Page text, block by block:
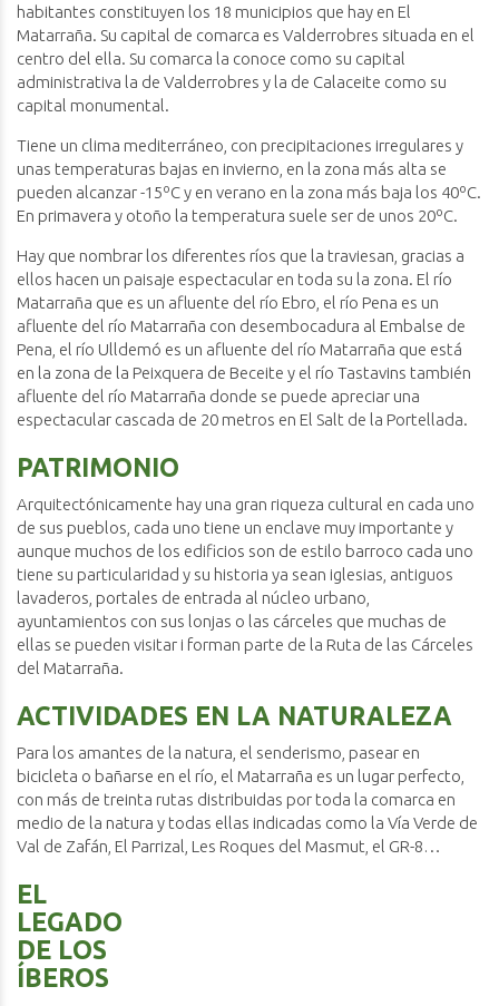
habitantes constituyen los 18 municipios que hay en El
Matarraña. Su capital de comarca es Valderrobres situada en el
centro del ella. Su comarca la conoce como su capital
administrativa la de Valderrobres y la de Calaceite como su
capital monumental.
Tiene un clima mediterráneo, con precipitaciones irregulares y
unas temperaturas bajas en invierno, en la zona más alta se
pueden alcanzar -15ºC y en verano en la zona más baja los 40ºC.
En primavera y otoño la temperatura suele ser de unos 20ºC.
Hay que nombrar los diferentes ríos que la traviesan, gracias a
ellos hacen un paisaje espectacular en toda su la zona. El río
Matarraña que es un afluente del río Ebro, el río Pena es un
afluente del río Matarraña con desembocadura al Embalse de
Pena, el río Ulldemó es un afluente del río Matarraña que está
en la zona de la Peixquera de Beceite y el río Tastavins también
afluente del río Matarraña donde se puede apreciar una
espectacular cascada de 20 metros en El Salt de la Portellada.
PATRIMONIO
Arquitectónicamente hay una gran riqueza cultural en cada uno
de sus pueblos, cada uno tiene un enclave muy importante y
aunque muchos de los edificios son de estilo barroco cada uno
tiene su particularidad y su historia ya sean iglesias, antiguos
lavaderos, portales de entrada al núcleo urbano,
ayuntamientos con sus lonjas o las cárceles que muchas de
ellas se pueden visitar i forman parte de la Ruta de las Cárceles
del Matarraña.
ACTIVIDADES EN LA NATURALEZA
Para los amantes de la natura, el senderismo, pasear en
bicicleta o bañarse en el río, el Matarraña es un lugar perfecto,
con más de treinta rutas distribuidas por toda la comarca en
medio de la natura y todas ellas indicadas como la Vía Verde de
Val de Zafán, El Parrizal, Les Roques del Masmut, el GR-8…
EL
LEGADO
DE LOS
ÍBEROS